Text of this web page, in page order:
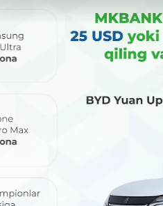
заместитель
проекта банка "Чиғаноқ."